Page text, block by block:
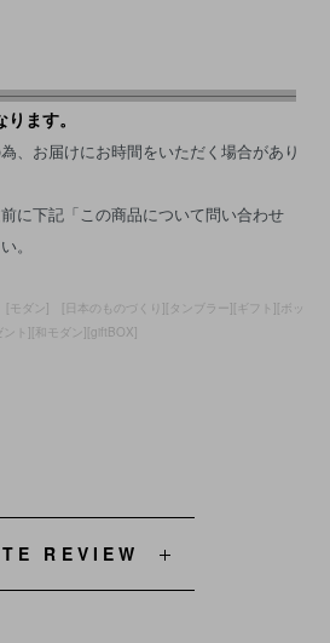
ます。
、お届けにお時間をいただく場合があり
に下記「この商品について問い合わせ
。
モダン] [日本のものづくり][タンブラー][ギフト][ボッ
ント][和モダン][giftBOX]
REVIEW